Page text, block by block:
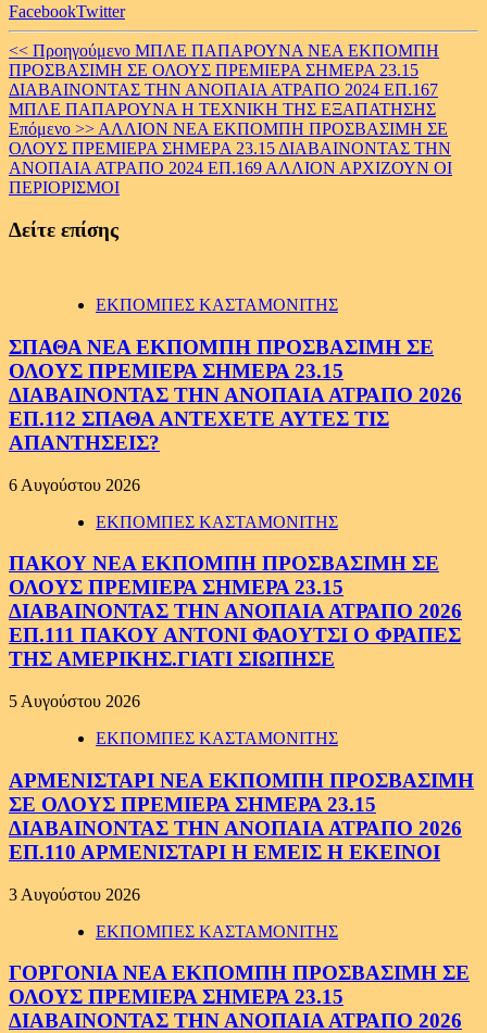
FacebookTwitter
Continue
Reading
<< Προηγούμενο ΜΠΛΕ ΠΑΠΑΡΟΥΝΑ ΝΕΑ ΕΚΠΟΜΠΗ
ΠΡΟΣΒΑΣΙΜΗ ΣΕ ΟΛΟΥΣ ΠΡΕΜΙΕΡΑ ΣΗΜΕΡΑ 23.15
ΔΙΑΒΑΙΝΟΝΤΑΣ ΤΗΝ ΑΝΟΠΑΙΑ ΑΤΡΑΠΟ 2024 ΕΠ.167
ΜΠΛΕ ΠΑΠΑΡΟΥΝΑ Η ΤΕΧΝΙΚΗ ΤΗΣ ΕΞΑΠΑΤΗΣΗΣ
Επόμενο >> ΑΛΛΙΟΝ ΝΕΑ ΕΚΠΟΜΠΗ ΠΡΟΣΒΑΣΙΜΗ ΣΕ
ΟΛΟΥΣ ΠΡΕΜΙΕΡΑ ΣΗΜΕΡΑ 23.15 ΔΙΑΒΑΙΝΟΝΤΑΣ ΤΗΝ
ΑΝΟΠΑΙΑ ΑΤΡΑΠΟ 2024 ΕΠ.169 ΑΛΛΙΟΝ ΑΡΧΙΖΟΥΝ ΟΙ
ΠΕΡΙΟΡΙΣΜΟΙ
Δείτε επίσης
ΕΚΠΟΜΠΕΣ ΚΑΣΤΑΜΟΝΙΤΗΣ
ΣΠΑΘΑ ΝΕΑ ΕΚΠΟΜΠΗ ΠΡΟΣΒΑΣΙΜΗ ΣΕ
ΟΛΟΥΣ ΠΡΕΜΙΕΡΑ ΣΗΜΕΡΑ 23.15
ΔΙΑΒΑΙΝΟΝΤΑΣ ΤΗΝ ΑΝΟΠΑΙΑ ΑΤΡΑΠΟ 2026
ΕΠ.112 ΣΠΑΘΑ ΑΝΤΕΧΕΤΕ ΑΥΤΕΣ ΤΙΣ
ΑΠΑΝΤΗΣΕΙΣ?
6 Αυγούστου 2026
ΕΚΠΟΜΠΕΣ ΚΑΣΤΑΜΟΝΙΤΗΣ
ΠΑΚΟΥ ΝΕΑ ΕΚΠΟΜΠΗ ΠΡΟΣΒΑΣΙΜΗ ΣΕ
ΟΛΟΥΣ ΠΡΕΜΙΕΡΑ ΣΗΜΕΡΑ 23.15
ΔΙΑΒΑΙΝΟΝΤΑΣ ΤΗΝ ΑΝΟΠΑΙΑ ΑΤΡΑΠΟ 2026
ΕΠ.111 ΠΑΚΟΥ ΑΝΤΟΝΙ ΦΑΟΥΤΣΙ Ο ΦΡΑΠΕΣ
ΤΗΣ ΑΜΕΡΙΚΗΣ.ΓΙΑΤΙ ΣΙΩΠΗΣΕ
5 Αυγούστου 2026
ΕΚΠΟΜΠΕΣ ΚΑΣΤΑΜΟΝΙΤΗΣ
ΑΡΜΕΝΙΣΤΑΡΙ ΝΕΑ ΕΚΠΟΜΠΗ ΠΡΟΣΒΑΣΙΜΗ
ΣΕ ΟΛΟΥΣ ΠΡΕΜΙΕΡΑ ΣΗΜΕΡΑ 23.15
ΔΙΑΒΑΙΝΟΝΤΑΣ ΤΗΝ ΑΝΟΠΑΙΑ ΑΤΡΑΠΟ 2026
ΕΠ.110 ΑΡΜΕΝΙΣΤΑΡΙ Η ΕΜΕΙΣ Η ΕΚΕΙΝΟΙ
3 Αυγούστου 2026
ΕΚΠΟΜΠΕΣ ΚΑΣΤΑΜΟΝΙΤΗΣ
ΓΟΡΓΟΝΙΑ ΝΕΑ ΕΚΠΟΜΠΗ ΠΡΟΣΒΑΣΙΜΗ ΣΕ
ΟΛΟΥΣ ΠΡΕΜΙΕΡΑ ΣΗΜΕΡΑ 23.15
ΔΙΑΒΑΙΝΟΝΤΑΣ ΤΗΝ ΑΝΟΠΑΙΑ ΑΤΡΑΠΟ 2026